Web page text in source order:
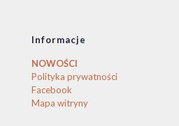
Informacje
NOWOŚCI
Polityka prywatności
Facebook
Mapa witryny